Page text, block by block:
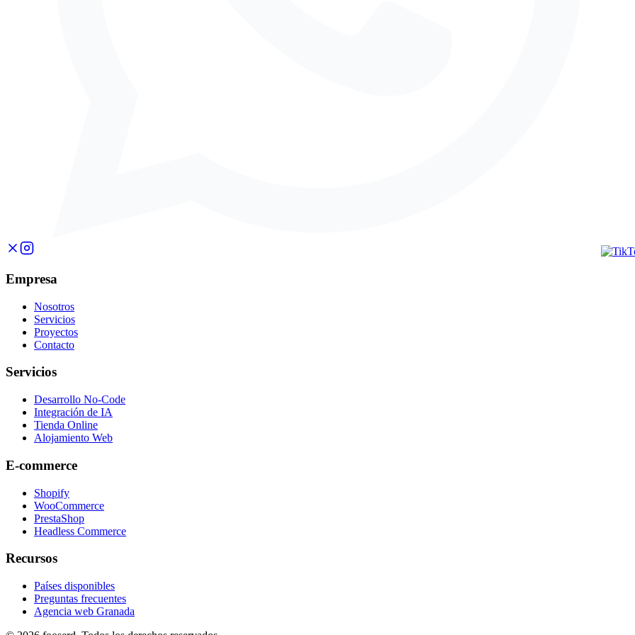
Empresa
Nosotros
Servicios
Proyectos
Contacto
Servicios
Desarrollo No-Code
Integración de IA
Tienda Online
Alojamiento Web
E-commerce
Shopify
WooCommerce
PrestaShop
Headless Commerce
Recursos
Países disponibles
Preguntas frecuentes
Agencia web Granada